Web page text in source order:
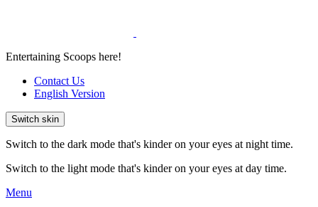
Entertaining Scoops here!
Contact Us
English Version
Switch skin
Switch to the dark mode that's kinder on your eyes at night time.
Switch to the light mode that's kinder on your eyes at day time.
Menu